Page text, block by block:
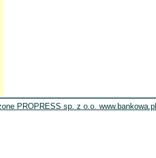
PROPRESS sp. z o.o.